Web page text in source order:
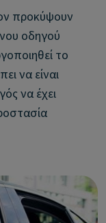
προκύψουν
οδηγού
το
να είναι
να έχει